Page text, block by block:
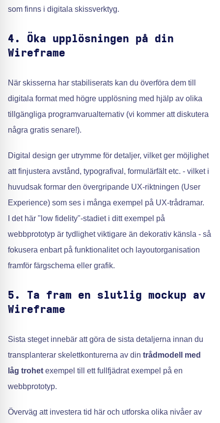
som finns i digitala skissverktyg.
4. Öka upplösningen på din
Wireframe
När skisserna har stabiliserats kan du överföra dem till
digitala format med högre upplösning med hjälp av olika
tillgängliga programvarualternativ (vi kommer att diskutera
några gratis senare!).
Digital design ger utrymme för detaljer, vilket ger möjlighet
att finjustera avstånd, typografival, formulärfält etc. - vilket i
huvudsak formar den övergripande UX-riktningen (User
Experience) som ses i många exempel på UX-trådramar.
I det här "low fidelity"-stadiet i ditt exempel på
webbprototyp är tydlighet viktigare än dekorativ känsla - så
fokusera enbart på funktionalitet och layoutorganisation
framför färgschema eller grafik.
5. Ta fram en slutlig mockup av
Wireframe
Sista steget innebär att göra de sista detaljerna innan du
transplanterar skelettkonturerna av din trådmodell med
låg trohet exempel till ett fullfjädrat exempel på en
webbprototyp.
Överväg att investera tid här och utforska olika nivåer av